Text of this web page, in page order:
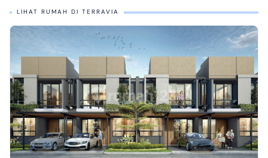
LIHAT RUMAH DI TERRAVIA